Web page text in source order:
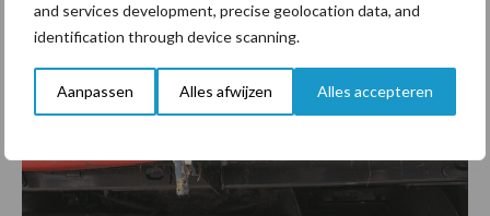
and services development, precise geolocation data, and
identification through device scanning.
Aanpassen Alles afwijzen Alles accepteren
gemaaide gras ligt dan namelijk hoger van de grond”, vertelt de